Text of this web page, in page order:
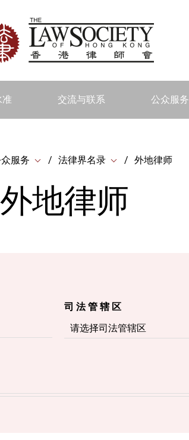
交流与联系 公众服务
服务 法律界名录 外地律师
外地律师
司 法 管 辖 区